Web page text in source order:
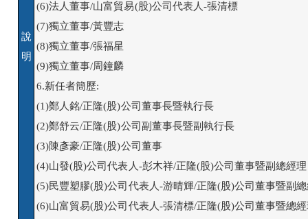
說
明
(6)法人董事/山富貿易(股)公司代表人-張清標
(7)獨立董事/黃豐志
(8)獨立董事/張福星
(9)獨立董事/周鐘麟
6.新任者簡歷:
(1)鄭人銘/正隆(股)公司董事長暨執行長
(2)鄭舒云/正隆(股)公司副董事長暨副執行長
(3)陳彥豪/正隆(股)公司董事
(4)山發(股)公司代表人-彭木祥/正隆(股)公司董事暨副總經理
(5)民豐塑膠(股)公司代表人-游晴輝/正隆(股)公司董事暨副
(6)山富貿易(股)公司代表人-張清標/正隆(股)公司董事暨總